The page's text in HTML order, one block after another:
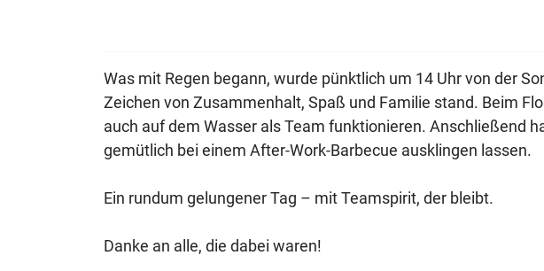
Was mit Regen begann, wurde pünktlich um 14 Uhr von der
Zeichen von Zusammenhalt, Spaß und Familie stand. Beim
auch auf dem Wasser als Team funktionieren. Anschließend
gemütlich bei einem After-Work-Barbecue ausklingen lassen.
Ein rundum gelungener Tag – mit Teamspirit, der bleibt.
Danke an alle, die dabei waren!